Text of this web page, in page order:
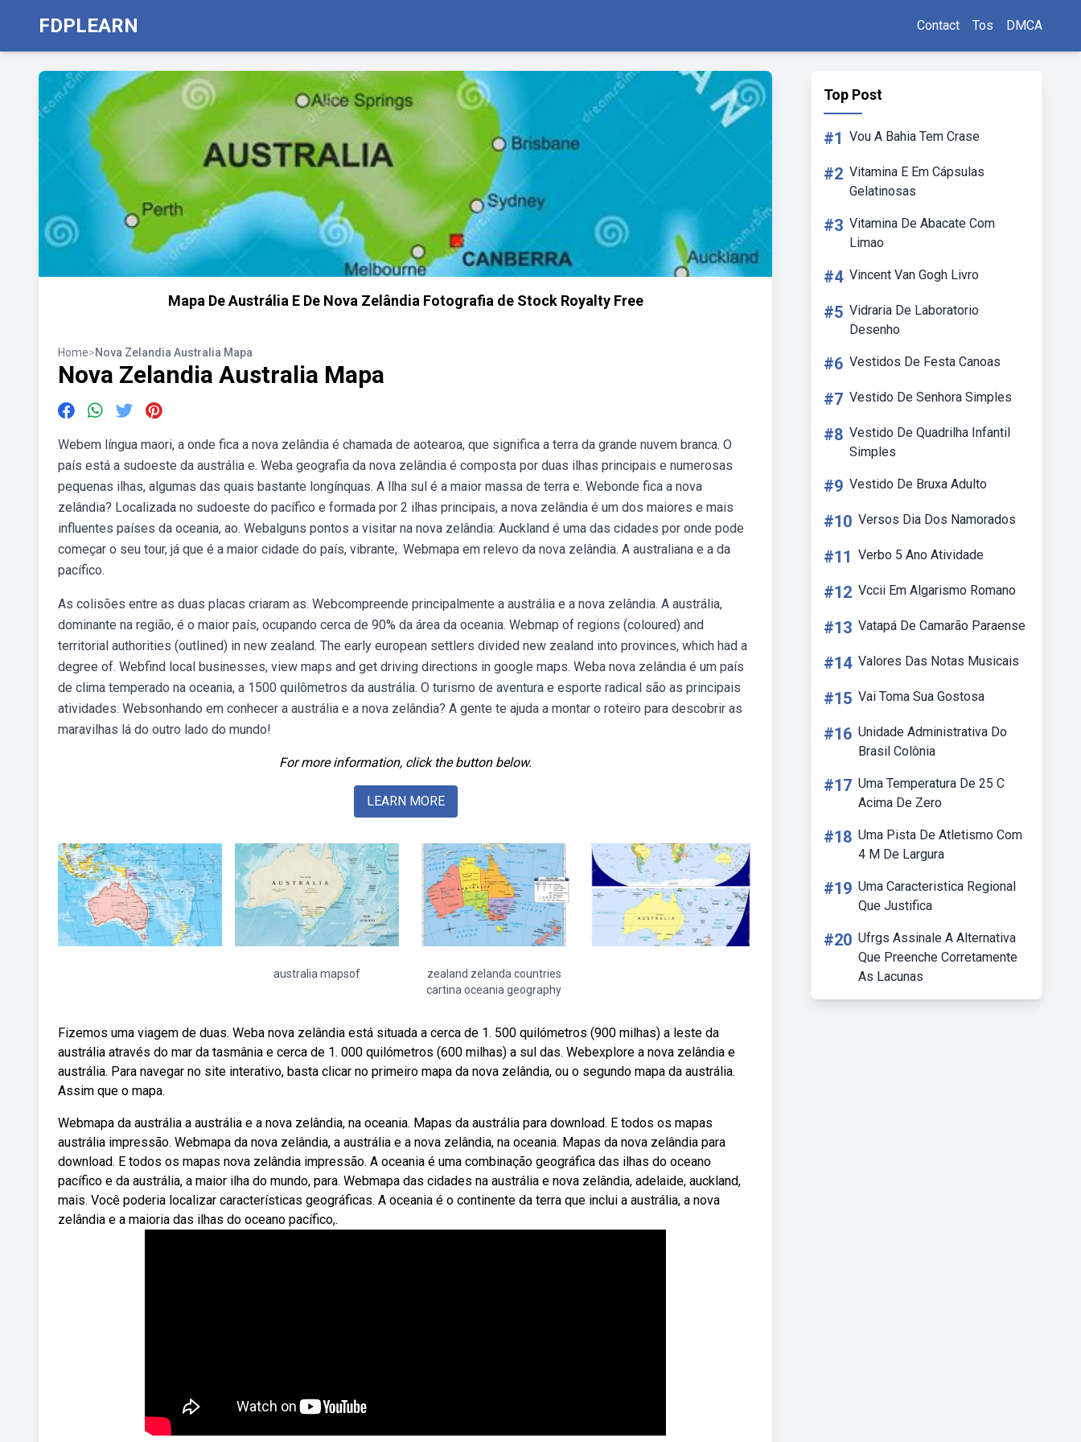
FDPLEARN Contact Tos DMCA
Mapa De Austrália E De Nova Zelândia Fotografia de Stock Royalty Free
Home>Nova Zelandia Australia Mapa
Nova Zelandia Australia Mapa
Webem língua maori, a onde fica a nova zelândia é chamada de aotearoa, que significa a terra da grande nuvem branca. O
país está a sudoeste da austrália e. Weba geografia da nova zelândia é composta por duas ilhas principais e numerosas
pequenas ilhas, algumas das quais bastante longínquas. A llha sul é a maior massa de terra e. Webonde fica a nova
zelândia? Localizada no sudoeste do pacífico e formada por 2 ilhas principais, a nova zelândia é um dos maiores e mais
influentes países da oceania, ao. Webalguns pontos a visitar na nova zelândia: Auckland é uma das cidades por onde pode
começar o seu tour, já que é a maior cidade do país, vibrante,. Webmapa em relevo da nova zelândia. A australiana e a da
pacífico.
As colisões entre as duas placas criaram as. Webcompreende principalmente a austrália e a nova zelândia. A austrália,
dominante na região, é o maior país, ocupando cerca de 90% da área da oceania. Webmap of regions (coloured) and
territorial authorities (outlined) in new zealand. The early european settlers divided new zealand into provinces, which had a
degree of. Webfind local businesses, view maps and get driving directions in google maps. Weba nova zelândia é um país
de clima temperado na oceania, a 1500 quilômetros da austrália. O turismo de aventura e esporte radical são as principais
atividades. Websonhando em conhecer a austrália e a nova zelândia? A gente te ajuda a montar o roteiro para descobrir as
maravilhas lá do outro lado do mundo!
For more information, click the button below.
LEARN MORE
australia mapsof
zealand zelanda countries
cartina oceania geography
Fizemos uma viagem de duas. Weba nova zelândia está situada a cerca de 1. 500 quilómetros (900 milhas) a leste da
austrália através do mar da tasmânia e cerca de 1. 000 quilómetros (600 milhas) a sul das. Webexplore a nova zelândia e
austrália. Para navegar no site interativo, basta clicar no primeiro mapa da nova zelândia, ou o segundo mapa da austrália.
Assim que o mapa.
Webmapa da austrália a austrália e a nova zelândia, na oceania. Mapas da austrália para download. E todos os mapas
austrália impressão. Webmapa da nova zelândia, a austrália e a nova zelândia, na oceania. Mapas da nova zelândia para
download. E todos os mapas nova zelândia impressão. A oceania é uma combinação geográfica das ilhas do oceano
pacífico e da austrália, a maior ilha do mundo, para. Webmapa das cidades na austrália e nova zelândia, adelaide, auckland,
mais. Você poderia localizar características geográficas. A oceania é o continente da terra que inclui a austrália, a nova
zelândia e a maioria das ilhas do oceano pacífico,.
Top Post
#1 Vou A Bahia Tem Crase
#2 Vitamina E Em Cápsulas
Gelatinosas
#3 Vitamina De Abacate Com
Limao
#4 Vincent Van Gogh Livro
#5 Vidraria De Laboratorio
Desenho
#6 Vestidos De Festa Canoas
#7 Vestido De Senhora Simples
#8 Vestido De Quadrilha Infantil
Simples
#9 Vestido De Bruxa Adulto
#10 Versos Dia Dos Namorados
#11 Verbo 5 Ano Atividade
#12 Vccii Em Algarismo Romano
#13 Vatapá De Camarão Paraense
#14 Valores Das Notas Musicais
#15 Vai Toma Sua Gostosa
#16 Unidade Administrativa Do
Brasil Colônia
#17 Uma Temperatura De 25 C
Acima De Zero
#18 Uma Pista De Atletismo Com
4 M De Largura
#19 Uma Caracteristica Regional
Que Justifica
#20 Ufrgs Assinale A Alternativa
Que Preenche Corretamente
As Lacunas